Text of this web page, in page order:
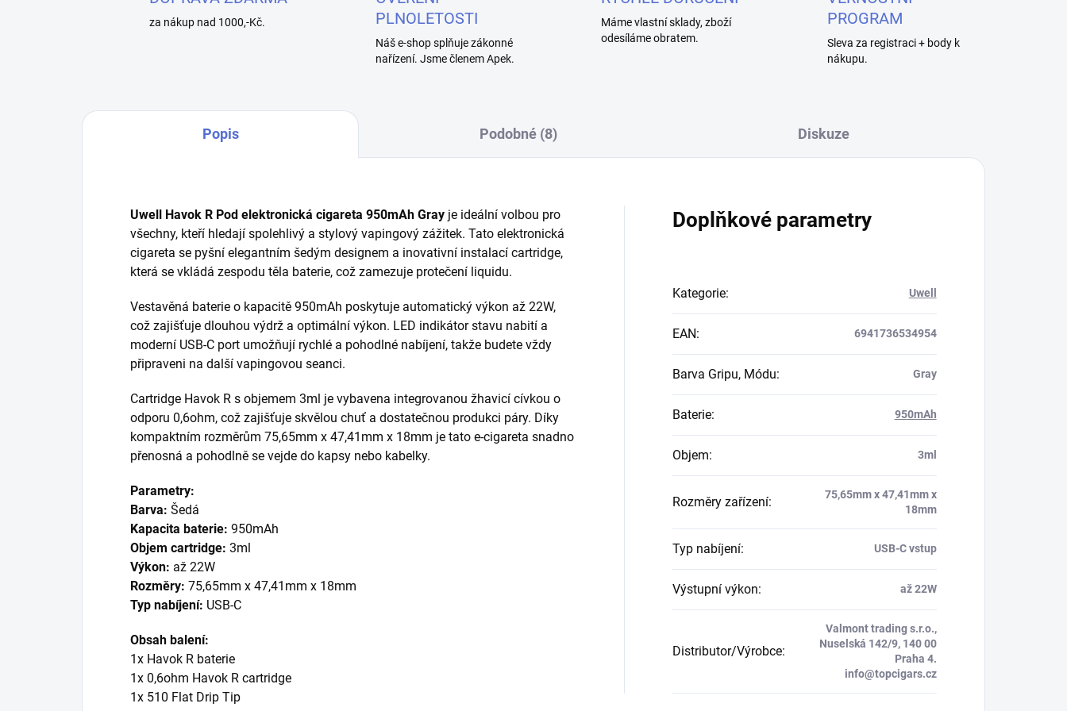
za nákup nad 1000,-Kč.
PLNOLETOSTI
Náš e-shop splňuje zákonné
nařízení. Jsme členem Apek.
Máme vlastní sklady, zboží
odesíláme obratem.
PROGRAM
Sleva za registraci + body k
nákupu.
Popis Podobné (8) Diskuze
Uwell Havok R Pod elektronická cigareta 950mAh Gray je ideální volbou pro
všechny, kteří hledají spolehlivý a stylový vapingový zážitek. Tato elektronická
cigareta se pyšní elegantním šedým designem a inovativní instalací cartridge,
která se vkládá zespodu těla baterie, což zamezuje protečení liquidu.
Vestavěná baterie o kapacitě 950mAh poskytuje automatický výkon až 22W,
což zajišťuje dlouhou výdrž a optimální výkon. LED indikátor stavu nabití a
moderní USB-C port umožňují rychlé a pohodlné nabíjení, takže budete vždy
připraveni na další vapingovou seanci.
Cartridge Havok R s objemem 3ml je vybavena integrovanou žhavicí cívkou o
odporu 0,6ohm, což zajišťuje skvělou chuť a dostatečnou produkci páry. Díky
kompaktním rozměrům 75,65mm x 47,41mm x 18mm je tato e-cigareta snadno
přenosná a pohodlně se vejde do kapsy nebo kabelky.
Parametry:
Barva: Šedá
Kapacita baterie: 950mAh
Objem cartridge: 3ml
Výkon: až 22W
Rozměry: 75,65mm x 47,41mm x 18mm
Typ nabíjení: USB-C
Obsah balení:
1x Havok R baterie
1x 0,6ohm Havok R cartridge
1x 510 Flat Drip Tip
Doplňkové parametry
Kategorie: Uwell
EAN: 6941736534954
Barva Gripu, Módu: Gray
Baterie: 950mAh
Objem: 3ml
Rozměry zařízení:
75,65mm x 47,41mm x
18mm
Typ nabíjení: USB-C vstup
Výstupní výkon: až 22W
Distributor/Výrobce:
Valmont trading s.r.o.,
Nuselská 142/9, 140 00
Praha 4.
info@topcigars.cz